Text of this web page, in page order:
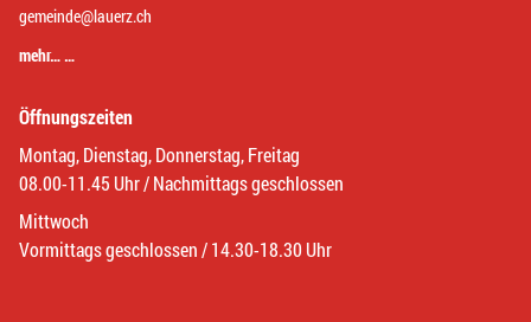
gemeinde@lauerz.ch
mehr… …
Öffnungszeiten
Montag, Dienstag, Donnerstag, Freitag
08.00-11.45 Uhr / Nachmittags geschlossen
Mittwoch
Vormittags geschlossen / 14.30-18.30 Uhr